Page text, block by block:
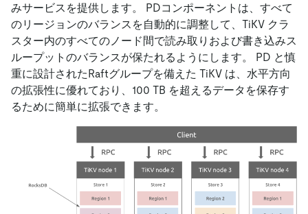
みサービスを提供します。 PDコンポーネントは、すべて
のリージョンのバランスを自動的に調整して、TiKV クラ
スター内のすべてのノード間で読み取りおよび書き込みス
ループットのバランスが保たれるようにします。 PD と慎
重に設計されたRaftグループを備えた TiKV は、水平方向
の拡張性に優れており、100 TB を超えるデータを保存す
るために簡単に拡張できます。